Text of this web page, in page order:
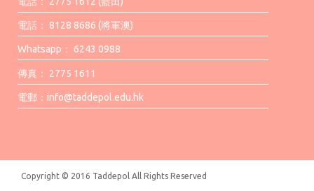
電話： 8128 8686 (將軍澳)
Whatsapp： 6243 0988
傳真： 2775 1611
電郵： info@taddepol.edu.hk
Copyright © 2016 Taddepol All Rights Reserved